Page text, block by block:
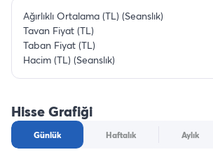
Ağırlıklı Ortalama (TL) (Seanslık)
Tavan Fiyat (TL)
Taban Fiyat (TL)
Hacim (TL) (Seanslık)
Hisse Grafiği
Günlük Haftalık Aylık